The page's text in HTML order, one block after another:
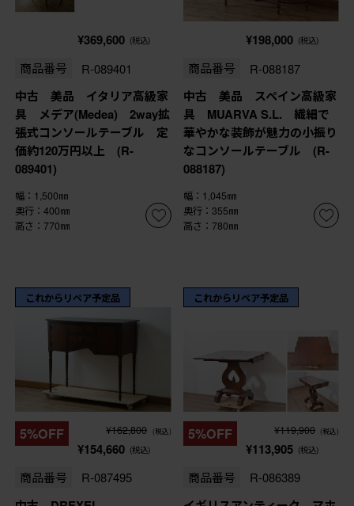
¥369,600 (税込)
商品番号 R-089401
中古 美品 イタリア高級家
具 メデア(Medea) 2way拡
張式コンソールテーブル 定
価約120万円以上 (R-
089401)
幅：1,500㎜
奥行：400㎜
高さ：770㎜
¥198,000 (税込)
商品番号 R-088187
中古 美品 スペイン高級家
具 MUARVA S.L. 繊細で
華やかな装飾が魅力の小振り
なコンソールテーブル (R-
088187)
幅：1,045㎜
奥行：355㎜
高さ：780㎜
これからリペア予定品
5%OFF ¥162,800 (税込)
¥154,660 (税込)
商品番号 R-087495
これからリペア予定品
5%OFF ¥119,900 (税込)
¥113,905 (税込)
商品番号 R-086389